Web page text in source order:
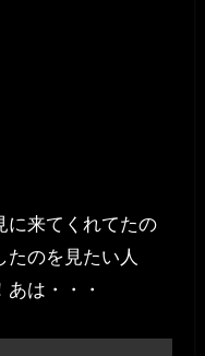
に来てくれてたの
たのを見たい人
は・・・